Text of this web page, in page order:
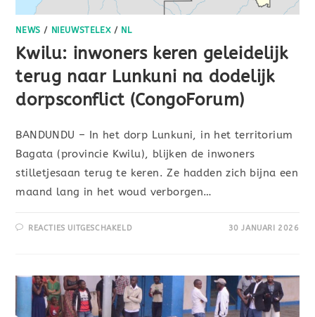
NEWS / NIEUWSTELEX/ NL
Kwilu: inwoners keren geleidelijk
terug naar Lunkuni na dodelijk
dorpsconflict (CongoForum)
BANDUNDU – In het dorp Lunkuni, in het territorium
Bagata (provincie Kwilu), blijken de inwoners
stilletjesaan terug te keren. Ze hadden zich bijna een
maand lang in het woud verborgen…
REACTIES UITGESCHAKELD 30 JANUARI 2026